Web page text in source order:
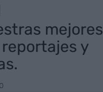
mejores
y